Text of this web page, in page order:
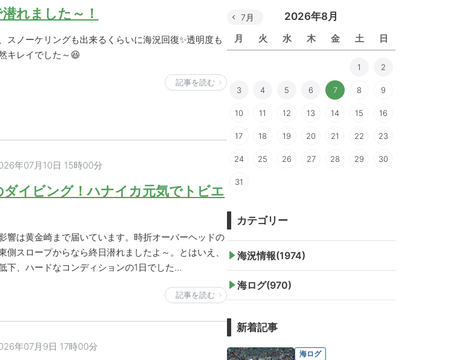
れました～！
スノーケリングも出来るくらいに海況回復✨透明度も
キレイでした～😆
記事を読む
年07月10日 15時00分
イビング！ハナイカ元気でトビエ
響は黄金崎まで届いています。時折オーバーヘッドの
側スロープからなら終日潜れましたよ～。とはいえ、
下、ハードなコンディションの1日でした…
記事を読む
年07月9日 17時00分
2026年8月
月 火 水 木 金 土 日
7月
1 2
3 4 5 6 7 8 9
10 11 12 13 14 15 16
17 18 19 20 21 22 23
24 25 26 27 28 29 30
31
カテゴリー
海況情報(1974)
海ログ(970)
新着記事
海ログ